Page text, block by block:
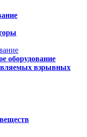
оборудование
взрывных